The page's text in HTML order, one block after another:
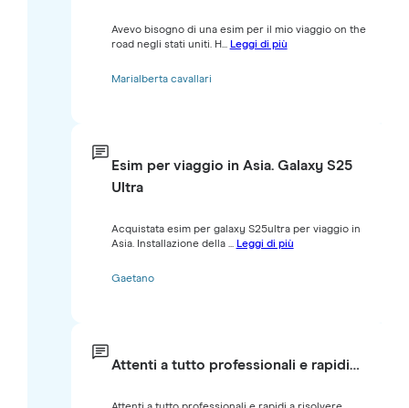
Avevo bisogno di una esim per il mio viaggio on the
road negli stati uniti. H... Leggi di più
Marialberta cavallari
Esim per viaggio in Asia. Galaxy S25
Ultra
Acquistata esim per galaxy S25ultra per viaggio in
Asia. Installazione della ... Leggi di più
Gaetano
Attenti a tutto professionali e rapidi…